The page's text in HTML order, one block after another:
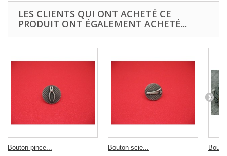
LES CLIENTS QUI ONT ACHETÉ CE
PRODUIT ONT ÉGALEMENT ACHETÉ...
Bouton pince...
Bouton scie...